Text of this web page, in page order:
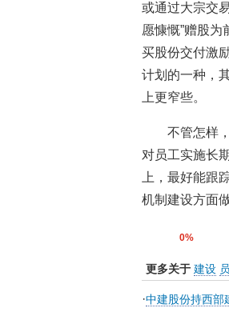
或通过大宗交
愿慷慨”赠股
买股份交付激
计划的一种，
上更窄些。
不管怎样
对员工实施长
上，最好能跟
机制建设方面
0%
更多关于 建设
·中建股份持西部